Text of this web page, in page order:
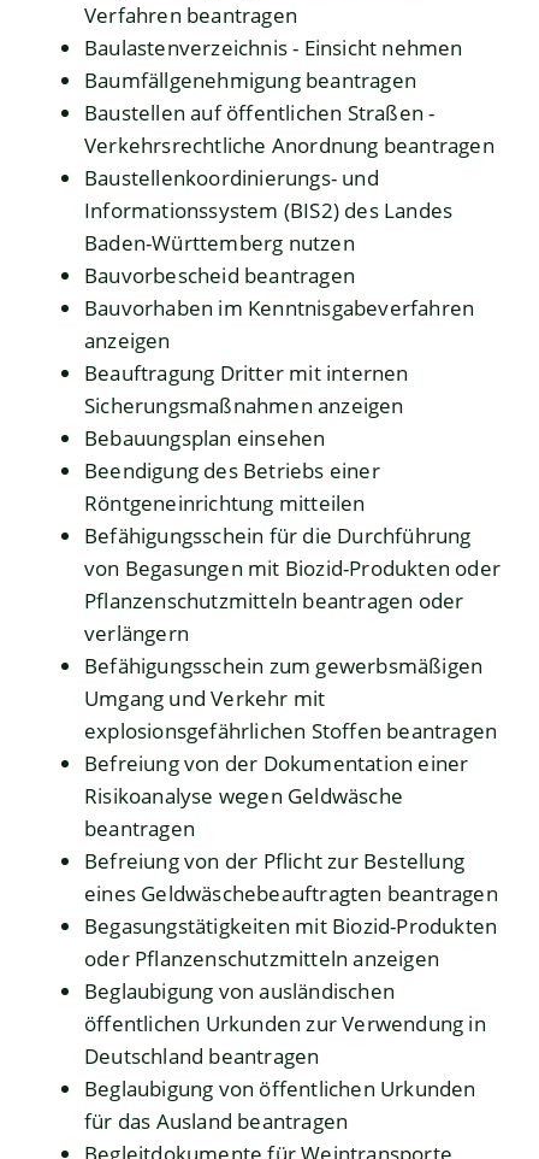
Verfahren beantragen
Baulastenverzeichnis - Einsicht nehmen
Baumfällgenehmigung beantragen
Baustellen auf öffentlichen Straßen -
Verkehrsrechtliche Anordnung beantragen
Baustellenkoordinierungs- und
Informationssystem (BIS2) des Landes
Baden-Württemberg nutzen
Bauvorbescheid beantragen
Bauvorhaben im Kenntnisgabeverfahren
anzeigen
Beauftragung Dritter mit internen
Sicherungsmaßnahmen anzeigen
Bebauungsplan einsehen
Beendigung des Betriebs einer
Röntgeneinrichtung mitteilen
Befähigungsschein für die Durchführung
von Begasungen mit Biozid-Produkten oder
Pflanzenschutzmitteln beantragen oder
verlängern
Befähigungsschein zum gewerbsmäßigen
Umgang und Verkehr mit
explosionsgefährlichen Stoffen beantragen
Befreiung von der Dokumentation einer
Risikoanalyse wegen Geldwäsche
beantragen
Befreiung von der Pflicht zur Bestellung
eines Geldwäschebeauftragten beantragen
Begasungstätigkeiten mit Biozid-Produkten
oder Pflanzenschutzmitteln anzeigen
Beglaubigung von ausländischen
öffentlichen Urkunden zur Verwendung in
Deutschland beantragen
Beglaubigung von öffentlichen Urkunden
für das Ausland beantragen